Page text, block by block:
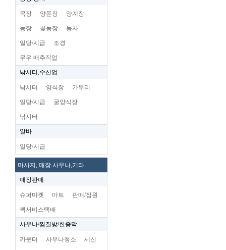
목장 양돈장 양계장
농장 꽃농장 농사
일당/시급 조경
무우 배추작업
낚시터,수산업
낚시터 양식장 가두리
일당/시급 굴양식장
낚시터
알바
일당/시급
마사지, 매장.사우나,기타
매장판매
슈퍼마켓 마트 판매/점원
퀵서비스택배
사우나/찜질방/한증막
카운터 사우나청소 세신